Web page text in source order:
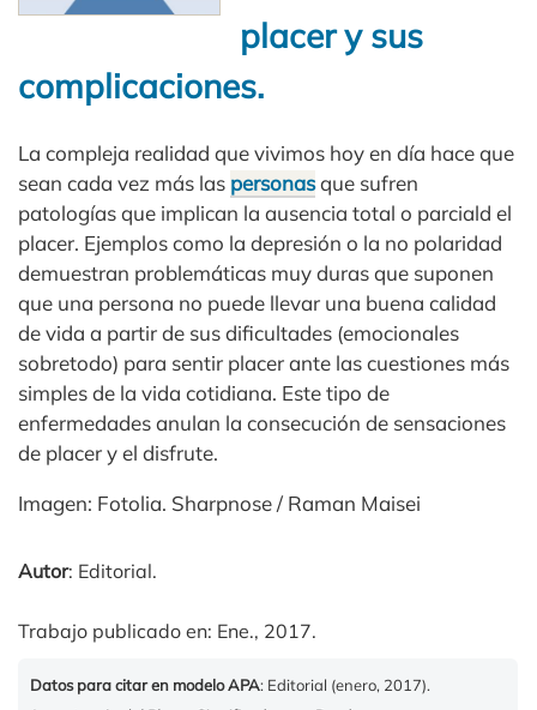
placer y sus
complicaciones.
La compleja realidad que vivimos hoy en día hace que
sean cada vez más las personasque sufren
patologías que implican la ausencia total o parciald el
placer. Ejemplos como la depresión o la no polaridad
demuestran problemáticas muy duras que suponen
que una persona no puede llevar una buena calidad
de vida a partir de sus dificultades (emocionales
sobretodo) para sentir placer ante las cuestiones más
simples de la vida cotidiana. Este tipo de
enfermedades anulan la consecución de sensaciones
de placer y el disfrute.
Imagen: Fotolia. Sharpnose / Raman Maisei
Autor: Editorial.
Trabajo publicado en: Ene., 2017.
Datos para citar en modelo APA: Editorial (enero, 2017).